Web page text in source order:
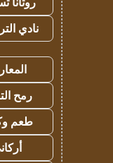
نادي
رمح
طعم